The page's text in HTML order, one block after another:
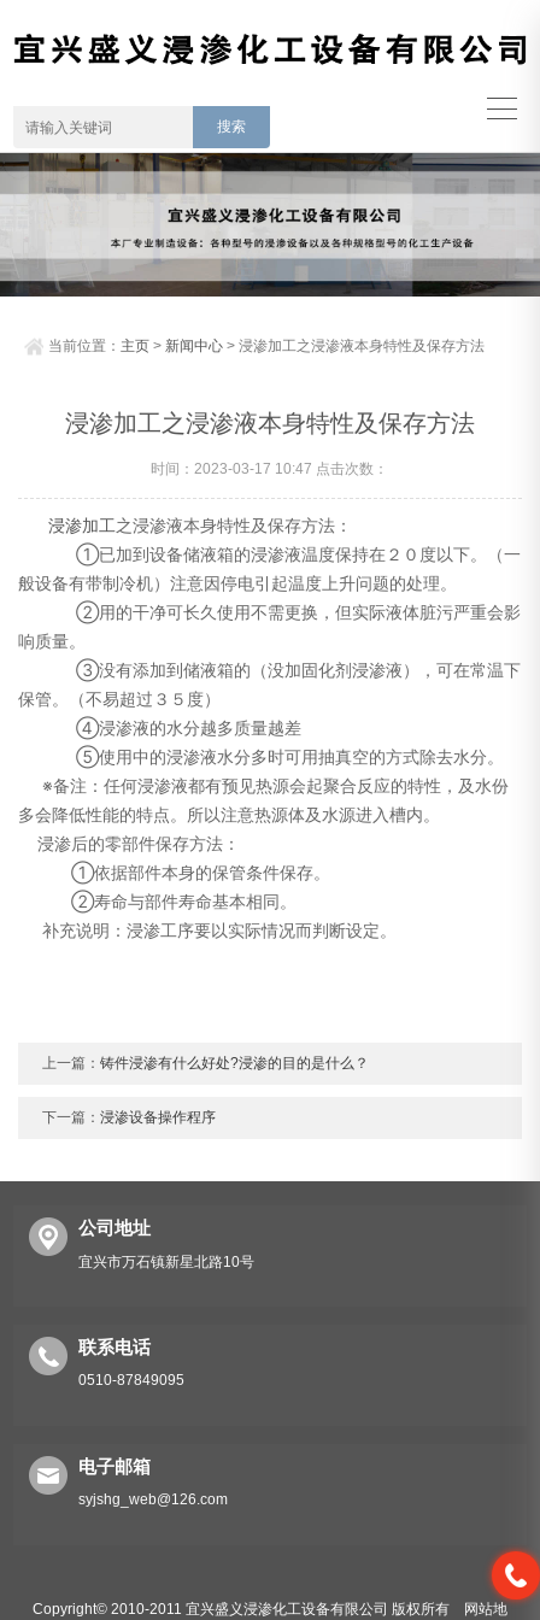
当前位置： 主页 > 新闻中心 > 浸渗加工之浸渗液本身特性及保存方法
浸渗加工之浸渗液本身特性及保存方法
时间：2023-03-17 10:47 点击次数：
浸渗加工之浸渗液本身特性及保存方法：
①已加到设备储液箱的浸渗液温度保持在２０度以下。（一
般设备有带制冷机）注意因停电引起温度上升问题的处理。
②用的干净可长久使用不需更换，但实际液体脏污严重会影
响质量。
③没有添加到储液箱的（没加固化剂浸渗液），可在常温下
保管。（不易超过３５度）
④浸渗液的水分越多质量越差
⑤使用中的浸渗液水分多时可用抽真空的方式除去水分。
※备注：任何浸渗液都有预见热源会起聚合反应的特性，及水份
多会降低性能的特点。所以注意热源体及水源进入槽内。
浸渗后的零部件保存方法：
①依据部件本身的保管条件保存。
②寿命与部件寿命基本相同。
补充说明：浸渗工序要以实际情况而判断设定。
上一篇：铸件浸渗有什么好处?浸渗的目的是什么？
下一篇：浸渗设备操作程序
公司地址
宜兴市万石镇新星北路10号
联系电话
0510-87849095
电子邮箱
syjshg_web@126.com
Copyright© 2010-2011 宜兴盛义浸渗化工设备有限公司 版权所有 网站地